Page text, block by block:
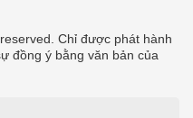
Chỉ được phát hành
đồng ý bằng văn bản của